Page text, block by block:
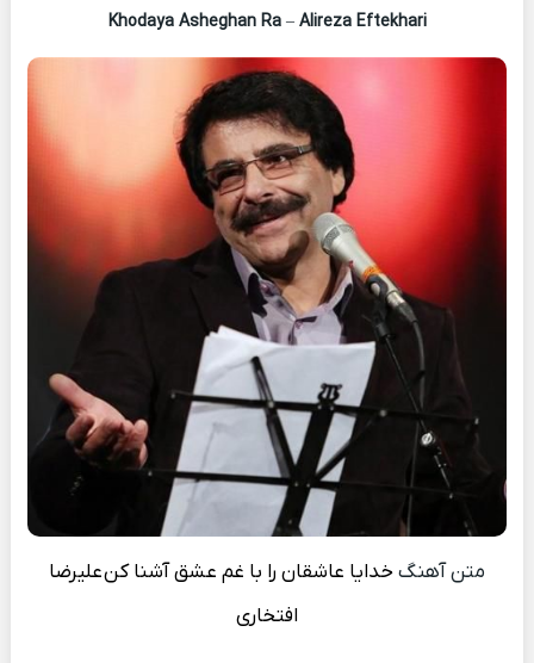
Khodaya Asheghan Ra– Alireza Eftekhari
متن آهنگخدایا عاشقان را با غم عشق آشنا کنعلیرضا
افتخاری